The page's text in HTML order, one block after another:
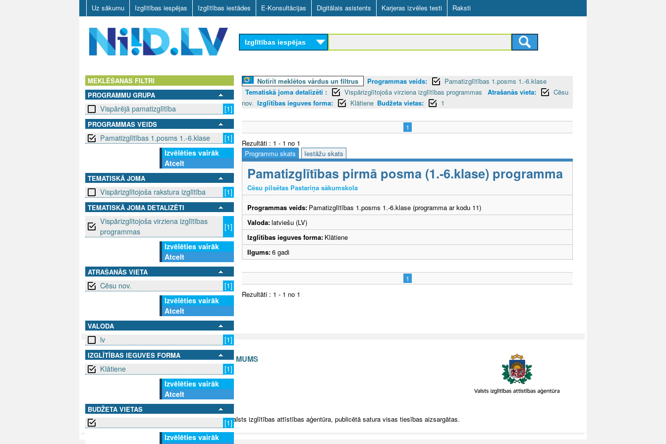
Skip
to
main
content
Uz sākumu Izglītības iespējas Izglītības iestādes E-Konsultācijas Digitālais asistents Karjeras izvēles testi Raksti
D
V
Izglītības iespējas
MEKLĒŠANAS FILTRI
PROGRAMMU GRUPA
Vispārējā pamatizglītība [1]
PROGRAMMAS VEIDS
Pamatizglītības 1.posms 1.-6.klase
[1]
Izvēlēties vairāk
Atcelt
TEMATISKĀ JOMA
Vispārizglītojoša rakstura izglītība [1]
TEMATISKĀ JOMA DETALIZĒTI
Vispārizglītojoša virziena izglītības
programmas
[1]
Izvēlēties vairāk
Atcelt
ATRAŠANĀS VIETA
Cēsu nov.
[1]
Izvēlēties vairāk
Atcelt
VALODA
lv [1]
IZGLĪTĪBAS IEGUVES FORMA
Klātiene
[1]
Izvēlēties vairāk
Atcelt
BUDŽETA VIETAS
[1]
Izvēlēties vairāk
Notīrīt meklētos vārdus un filtrus Programmas veids:
Pamatizglītības 1.posms 1.-6.klase
Tematiskā joma detalizēti :
Vispārizglītojoša virziena izglītības programmas Atrašanās vieta:
Cēsu
nov. Izglītības ieguves forma: Klātiene Budžeta vietas: 1
1
Rezultāti : 1 - 1 no 1
Programmu skats
Iestāžu skats
Pamatizglītības pirmā posma (1.-6.klase) programma
Cēsu pilsētas Pastariņa sākumskola
Programmas veids: Pamatizglītības 1.posms 1.-6.klase (programma ar kodu 11)
Valoda:latviešu (LV)
Izglītības ieguves forma: Klātiene
Ilgums:6 gadi
1
Rezultāti : 1 - 1 no 1
SEKO MUMS SAZINIES AR MUMS
info@niid.lv
© 2025 Valsts izglītības attīstības aģentūra, publicētā satura visas tiesības aizsargātas.